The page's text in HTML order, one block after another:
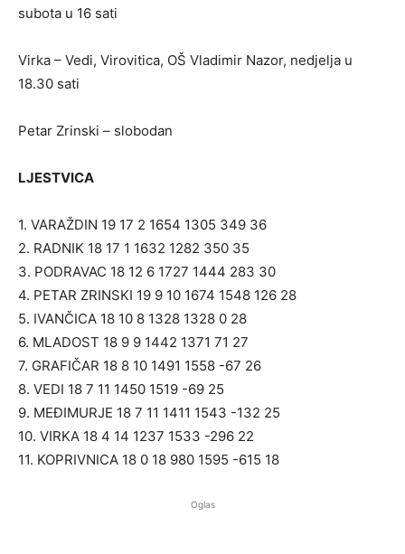
subota u 16 sati
Virka – Vedi, Virovitica, OŠ Vladimir Nazor, nedjelja u
18.30 sati
Petar Zrinski – slobodan
LJESTVICA
1. VARAŽDIN 19 17 2 1654 1305 349 36
2. RADNIK 18 17 1 1632 1282 350 35
3. PODRAVAC 18 12 6 1727 1444 283 30
4. PETAR ZRINSKI 19 9 10 1674 1548 126 28
5. IVANČICA 18 10 8 1328 1328 0 28
6. MLADOST 18 9 9 1442 1371 71 27
7. GRAFIČAR 18 8 10 1491 1558 -67 26
8. VEDI 18 7 11 1450 1519 -69 25
9. MEĐIMURJE 18 7 11 1411 1543 -132 25
10. VIRKA 18 4 14 1237 1533 -296 22
11. KOPRIVNICA 18 0 18 980 1595 -615 18
Oglas